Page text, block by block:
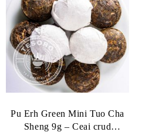
Pu Erh Green Mini Tuo Cha
Sheng 9g – Ceai crud